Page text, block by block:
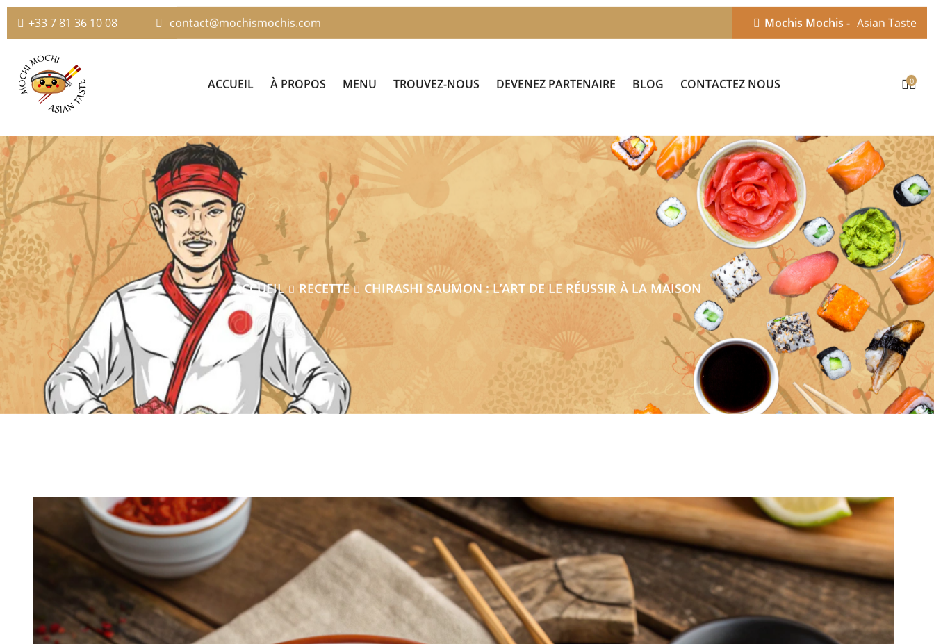
+33 7 81 36 10 08 contact@mochismochis.com Mochis Mochis - Asian Taste
ACCUEIL À PROPOS MENU TROUVEZ-NOUS DEVENEZ PARTENAIRE BLOG CONTACTEZ NOUS 0
ACCUEIL RECETTE CHIRASHI SAUMON : L’ART DE LE RÉUSSIR À LA MAISON